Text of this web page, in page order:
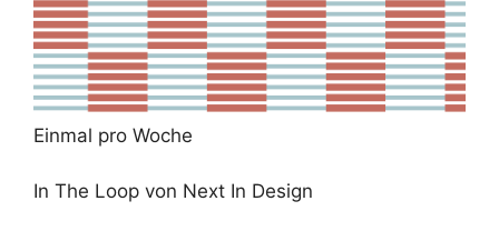
Einmal pro Woche
In The Loop von Next In Design